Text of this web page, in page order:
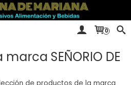
0
SEÑORIO DE